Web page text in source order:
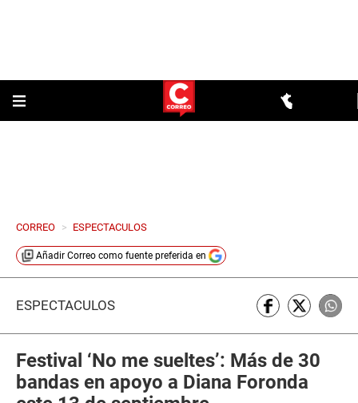
CORREO > ESPECTACULOS
Añadir Correo como fuente preferida en
ESPECTÁCULOS
Festival ‘No me sueltes’: Más de 30
bandas en apoyo a Diana Foronda